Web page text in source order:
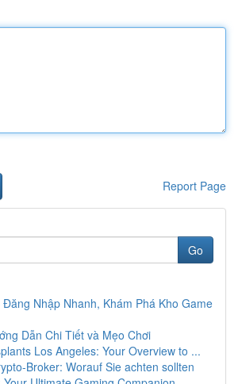
Report Page
Go
Đăng Nhập Nhanh, Khám Phá Kho Game
Dẫn Chi Tiết và Mẹo Chơi
Los Angeles: Your Overview to ...
Broker: Worauf Sie achten sollten